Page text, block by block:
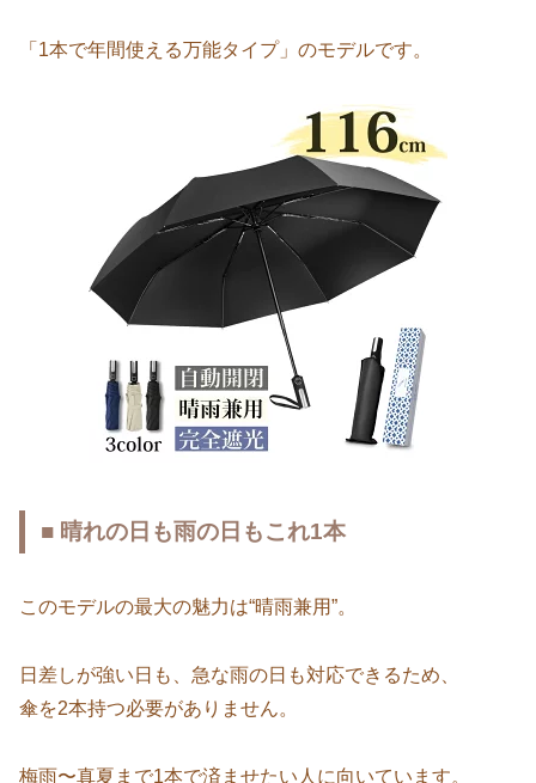
「1本で年間使える万能タイプ」のモデルです。
■ 晴れの日も雨の日もこれ1本
このモデルの最大の魅力は“晴雨兼用”。
日差しが強い日も、急な雨の日も対応できるため、
傘を2本持つ必要がありません。
梅雨〜真夏まで1本で済ませたい人に向いています。